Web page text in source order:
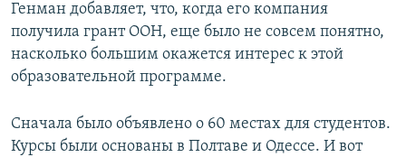
Генман добавляет, что, когда его компания
получила грант ООН, еще было не совсем понятно,
насколько большим окажется интерес к этой
образовательной программе.
Сначала было объявлено о 60 местах для студентов.
Курсы были основаны в Полтаве и Одессе. И вот